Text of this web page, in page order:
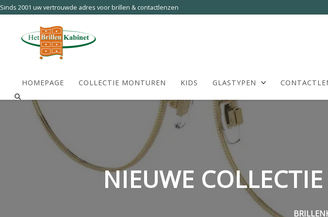
Sinds 2001 uw vertrouwde adres voor brillen & contactlenzen
HOMEPAGE COLLECTIE MONTUREN KIDS GLASTYPEN
NIEUWE